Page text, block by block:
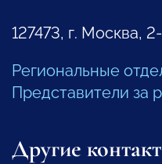
127473, г. Москва,
Региональные
Представители за
Другие